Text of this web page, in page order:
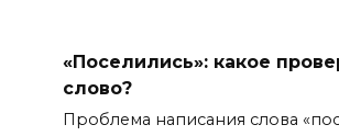
«Поселились»: какое
слово?
Проблема написания слова